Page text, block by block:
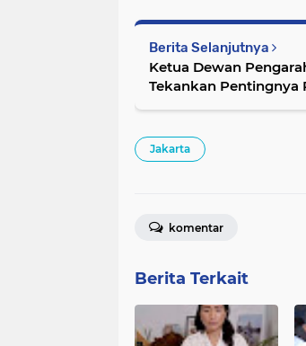
Berita Selanjutnya
Ketua Dewan
Tekankan Pentingnya
Jakarta
komentar
Berita Terkait